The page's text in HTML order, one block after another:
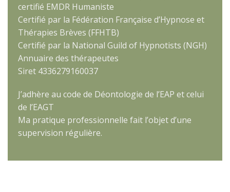
certifié EMDR Humaniste
Certifié par la Fédération Française d’Hypnose et
Thérapies Brèves (FFHTB)
Certifié par la National Guild of Hypnotists (NGH)
Annuaire des thérapeutes
Siret 4336279160037​
J’adhère au code de Déontologie de l’EAP et celui
de l’EAGT
Ma pratique professionnelle fait l’objet d’une
supervision régulière.